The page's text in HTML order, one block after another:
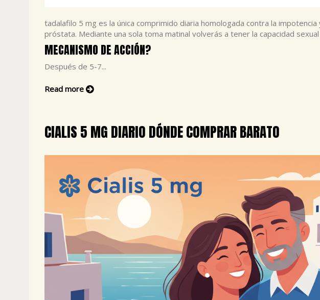
tadalafilo 5 mg es la única comprimido diaria homologada contra la impotencia
próstata. Mediante una sola toma matinal volverás a tener la capacidad
MECANISMO DE ACCIÓN?
Después de 5-7...
Read more
CIALIS 5 MG DIARIO DÓNDE COMPRAR BARATO